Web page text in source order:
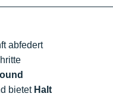
abfedert
bietet Halt